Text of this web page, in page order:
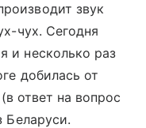
звук
чух. Сегодня
и несколько раз
добилась от
ответ на вопрос
Беларуси.